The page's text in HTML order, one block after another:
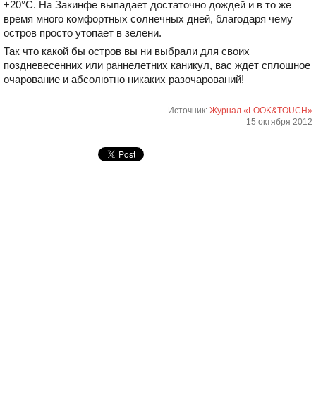
+20°С. На Закинфе выпадает достаточно дождей и в то же
время много комфортных солнечных дней, благодаря чему
остров просто утопает в зелени.
Так что какой бы остров вы ни выбрали для своих
поздневесенних или раннелетних каникул, вас ждет сплошное
очарование и абсолютно никаких разочарований!
Источник: Журнал «LOOK&TOUCH»
15 октября 2012